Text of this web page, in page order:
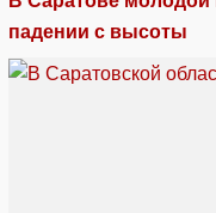
падении с высоты